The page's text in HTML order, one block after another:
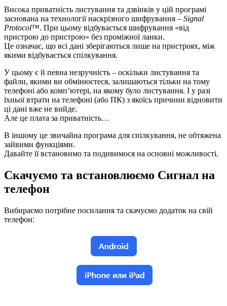
Висока приватність листування та дзвінків у цій програмі
заснована на технології наскрізного шифрування – Signal
Protocol™. При цьому відбувається шифрування «від
пристрою до пристрою» без проміжної ланки.
Це означає, що всі дані зберігаються лише на пристроях, між
якими відбувається спілкування.
У цьому є й певна незручність – оскільки листування та
файли, якими ви обмінюєтеся, залишаються тільки на тому
телефоні або комп’ютері, на якому було листування. І у разі
їхньої втрати на телефоні (або ПК) з якоїсь причини відновити
ці дані вже не вийде.
Але це плата за приватність…
В іншому це звичайна програма для спілкування, не обтяжена
зайвими функціями.
Давайте її встановимо та подивимося на основні можливості.
Скачуємо та встановлюємо Сигнал на
телефон
Вибираємо потрібне посилання та скачуємо додаток на свій
телефон: